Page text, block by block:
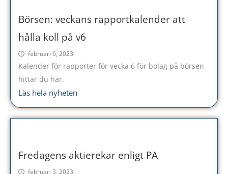
Börsen: veckans rapportkalender att
hålla koll på v6
februari 6, 2023
Kalender för rapporter för vecka 6 för bolag på börsen
hittar du här.
Läs hela nyheten
Fredagens aktierekar enligt PA
februari 3, 2023